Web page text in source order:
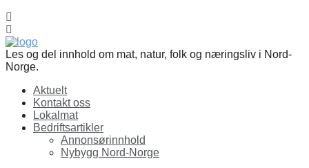
Les og del innhold om mat, natur, folk og næringsliv i Nord-
Norge.
Aktuelt
Kontakt oss
Lokalmat
Bedriftsartikler
Annonsørinnhold
Nybygg Nord-Norge